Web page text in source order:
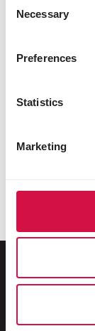
Selection
Necessary
Preferences
Statistics
Marketing
Voor